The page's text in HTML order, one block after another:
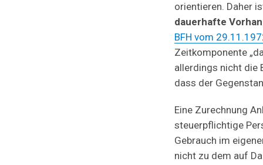
orientieren. Daher
dauerhafte
BFH vom
Zeitkomponente
allerdings nicht die
dass der
Eine Zurechnung
steuerpflichtige
Gebrauch im
nicht zu dem auf